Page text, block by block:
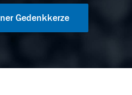
Gedenkkerze